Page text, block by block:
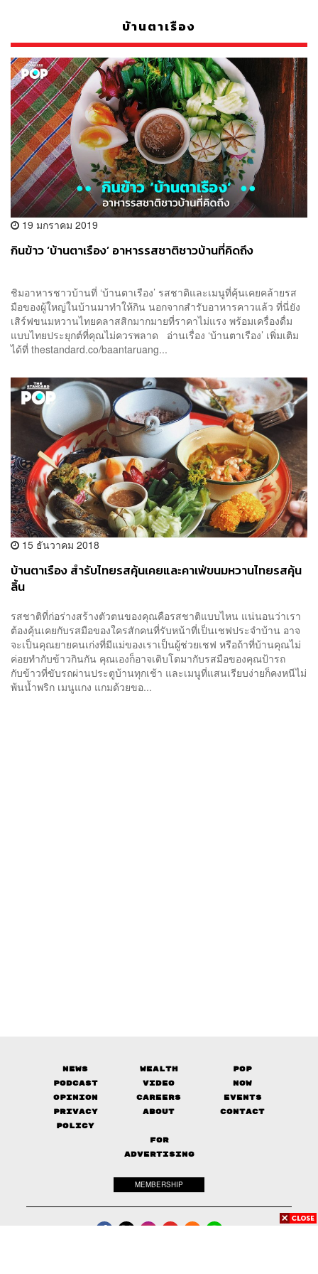
บ้านตาเรือง
19 มกราคม 2019
กินข้าว ‘บ้านตาเรือง’ อาหารรสชาติชาวบ้านที่คิดถึง
ชิมอาหารชาวบ้านที่ ‘บ้านตาเรือง’ รสชาติและเมนูที่คุ้นเคยคล้ายรส
มือของผู้ใหญ่ในบ้านมาทำให้กิน นอกจากสำรับอาหารคาวแล้ว ที่นี่ยัง
เสิร์ฟขนมหวานไทยคลาสสิกมากมายที่ราคาไม่แรง พร้อมเครื่องดื่ม
แบบไทยประยุกต์ที่คุณไม่ควรพลาด อ่านเรื่อง ‘บ้านตาเรือง’ เพิ่มเติม
ได้ที่ thestandard.co/baantaruang...
15 ธันวาคม 2018
บ้านตาเรือง สำรับไทยรสคุ้นเคยและคาเฟ่ขนมหวานไทยรสคุ้น
ลิ้น
รสชาติที่ก่อร่างสร้างตัวตนของคุณคือรสชาติแบบไหน แน่นอนว่าเรา
ต้องคุ้นเคยกับรสมือของใครสักคนที่รับหน้าที่เป็นเชฟประจำบ้าน อาจ
จะเป็นคุณยายคนเก่งที่มีแม่ของเราเป็นผู้ช่วยเชฟ หรือถ้าที่บ้านคุณไม่
ค่อยทำกับข้าวกินกัน คุณเองก็อาจเติบโตมากับรสมือของคุณป้ารถ
กับข้าวที่ขับรถผ่านประตูบ้านทุกเช้า และเมนูที่แสนเรียบง่ายก็คงหนีไม่
พ้นน้ำพริก เมนูแกง แกมด้วยขอ...
News Wealth
Pop
Podcast
Video
Now
Opinion
Careers
Events
Privacy
Policy
About Contact
FOR
ADVERTISING
MEMBERSHIP